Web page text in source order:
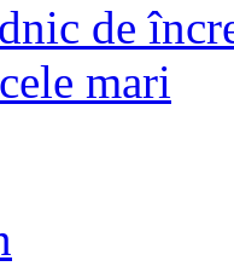
de
mari